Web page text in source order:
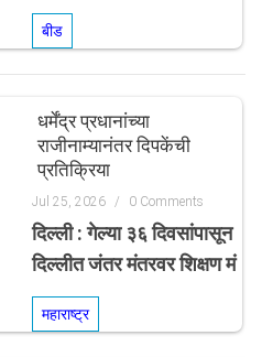
बीड
धर्मेंद्र प्रधानांच्या
राजीनाम्यानंतर दिपकेंची
प्रतिक्रिया
Jul 25, 2026 / 0 Comments
दिल्ली : गेल्या ३६ दिवसांपासून
दिल्लीत जंतर मंतरवर शिक्षण मं
महाराष्ट्र